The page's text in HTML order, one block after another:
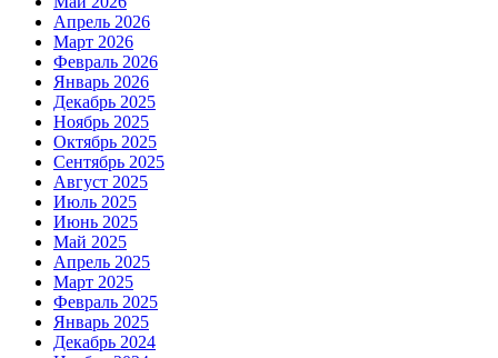
Апрель 2026
Март 2026
Февраль 2026
Январь 2026
Декабрь 2025
Ноябрь 2025
Октябрь 2025
Сентябрь 2025
Август 2025
Июль 2025
Июнь 2025
Май 2025
Апрель 2025
Март 2025
Февраль 2025
Январь 2025
Декабрь 2024